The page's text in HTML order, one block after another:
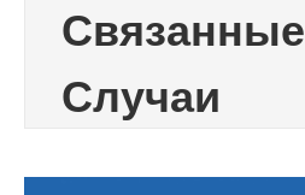
Связанные
Случаи